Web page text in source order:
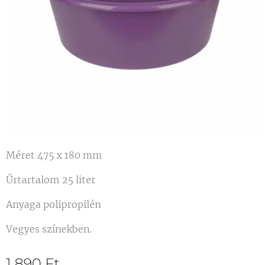
Méret 475 x 180 mm
Űrtartalom 25 liter
Anyaga polipropilén
Vegyes színekben.